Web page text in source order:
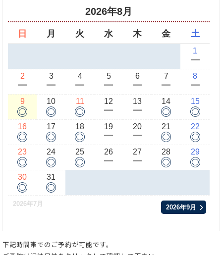
2026年8月
日 月 火 水 木 金 土
1
ー
2
ー
3
ー
4
ー
5
ー
6
ー
7
ー
8
ー
9
◎
10
◎
11
◎
12
ー
13
ー
14
◎
15
◎
16
◎
17
◎
18
◎
19
ー
20
ー
21
◎
22
◎
23
◎
24
◎
25
◎
26
ー
27
ー
28
◎
29
◎
30
◎
31
◎
2026年7月 2026年9月
下記時間帯でのご予約が可能です。